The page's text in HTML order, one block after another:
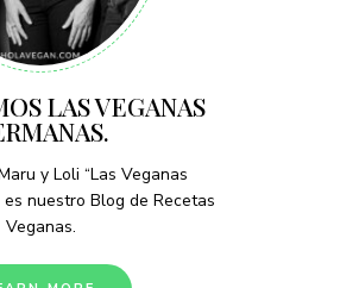
LAS VEGANAS
y Loli “Las Veganas
es nuestro Blog de Recetas
Veganas.